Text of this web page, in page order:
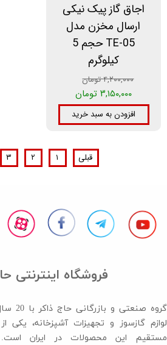
اجاق گاز پیک نیکی
ارسال مخزن مدل
TE-05 حجم 5
کیلوگرم
۴,۲۰۰,۰۰۰ تومان
۳,۱۵۰,۰۰۰ تومان
افزودن به سبد خرید
قبلی ۱ ۲ ۳
فروشگاه اینترنتی
گروه
لوازم گازسوز و تجهیزات آشپزخانه، یکی
مستقیم این محصولات در ایران است.